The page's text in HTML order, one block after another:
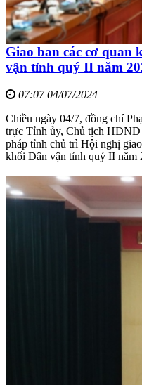
Giao ban các cơ quan
vận tỉnh quý II năm
07:07 04/07/2024
Chiều ngày 04/7, đồng chí
trực Tỉnh ủy, Chủ tịch HĐND
pháp tỉnh chủ trì Hội nghị
khối Dân vận tỉnh quý II năm